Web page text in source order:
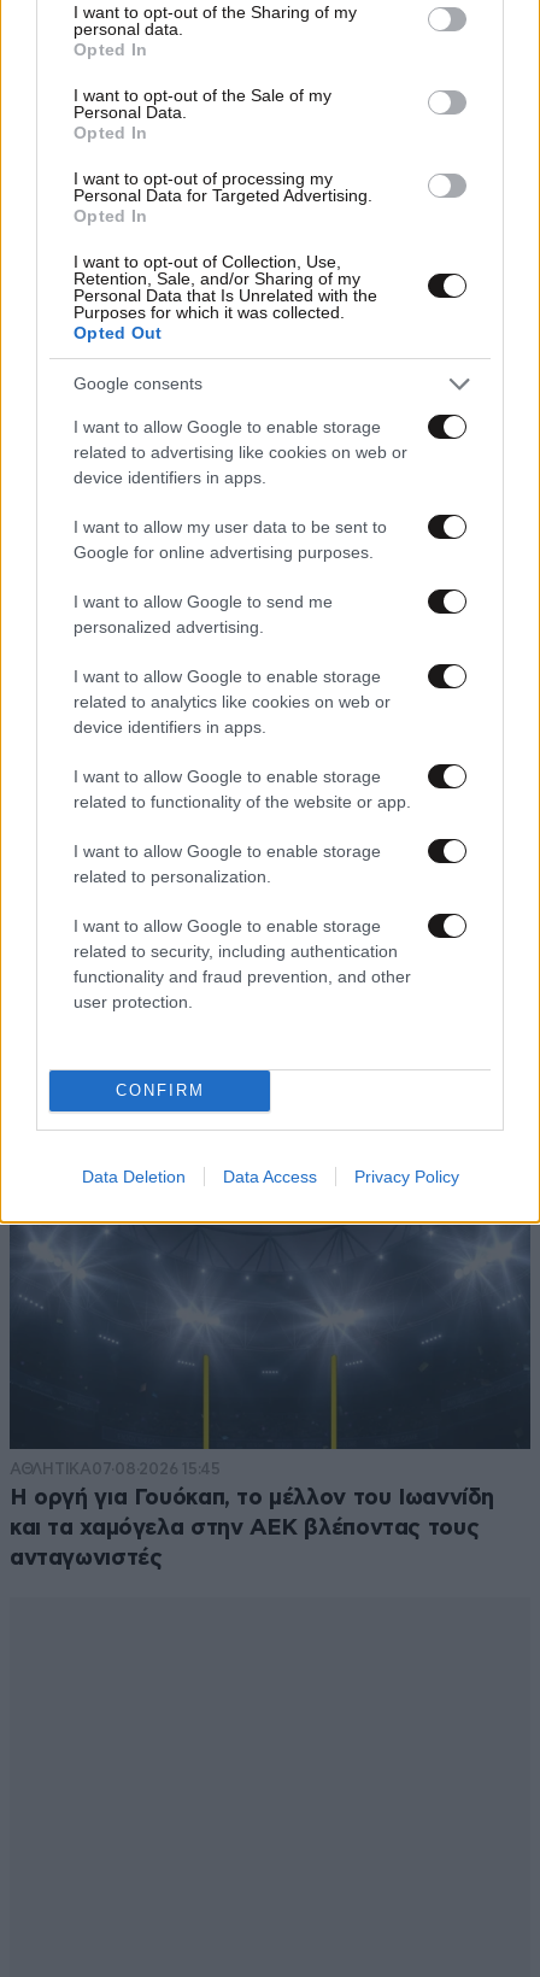
not limited to your visit or usage behaviour. You may click to
grant or deny consent to Google and its third-party tags to
use your data for below specified purposes in below Google
consent section.
I want to opt-out of the Sharing of my
personal data.
Opted In
I want to opt-out of the Sale of my
Personal Data.
Opted In
I want to opt-out of processing my
Personal Data for Targeted Advertising.
Opted In
I want to opt-out of Collection, Use,
Retention, Sale, and/or Sharing of my
Personal Data that Is Unrelated with the
Purposes for which it was collected.
Opted Out
Google consents
I want to allow Google to enable storage
related to advertising like cookies on web or
device identifiers in apps.
I want to allow my user data to be sent to
Google for online advertising purposes.
I want to allow Google to send me
personalized advertising.
I want to allow Google to enable storage
related to analytics like cookies on web or
device identifiers in apps.
I want to allow Google to enable storage
related to functionality of the website or app.
I want to allow Google to enable storage
related to personalization.
I want to allow Google to enable storage
related to security, including authentication
functionality and fraud prevention, and other
user protection.
CONFIRM
Data Deletion Data Access Privacy Policy
ΣΧΌΛΙΑ ΑΝΑΓΝΩΣΤΏΝ
ΠΡΟΣΘΕΣΤΕ ΤΟ ΣΧΟΛΙΟ ΣΑΣ
Διαβάστε και ακολουθήστε τους κανόνες σχολιασμού
ΠΡΟΣΘΗΚΗ
TRENDING
ΑΘΛΗΤΙΚΑ07·08·2026 15:45
Η οργή για Γουόκαπ, το μέλλον του Ιωαννίδη
και τα χαμόγελα στην ΑΕΚ βλέποντας τους
ανταγωνιστές